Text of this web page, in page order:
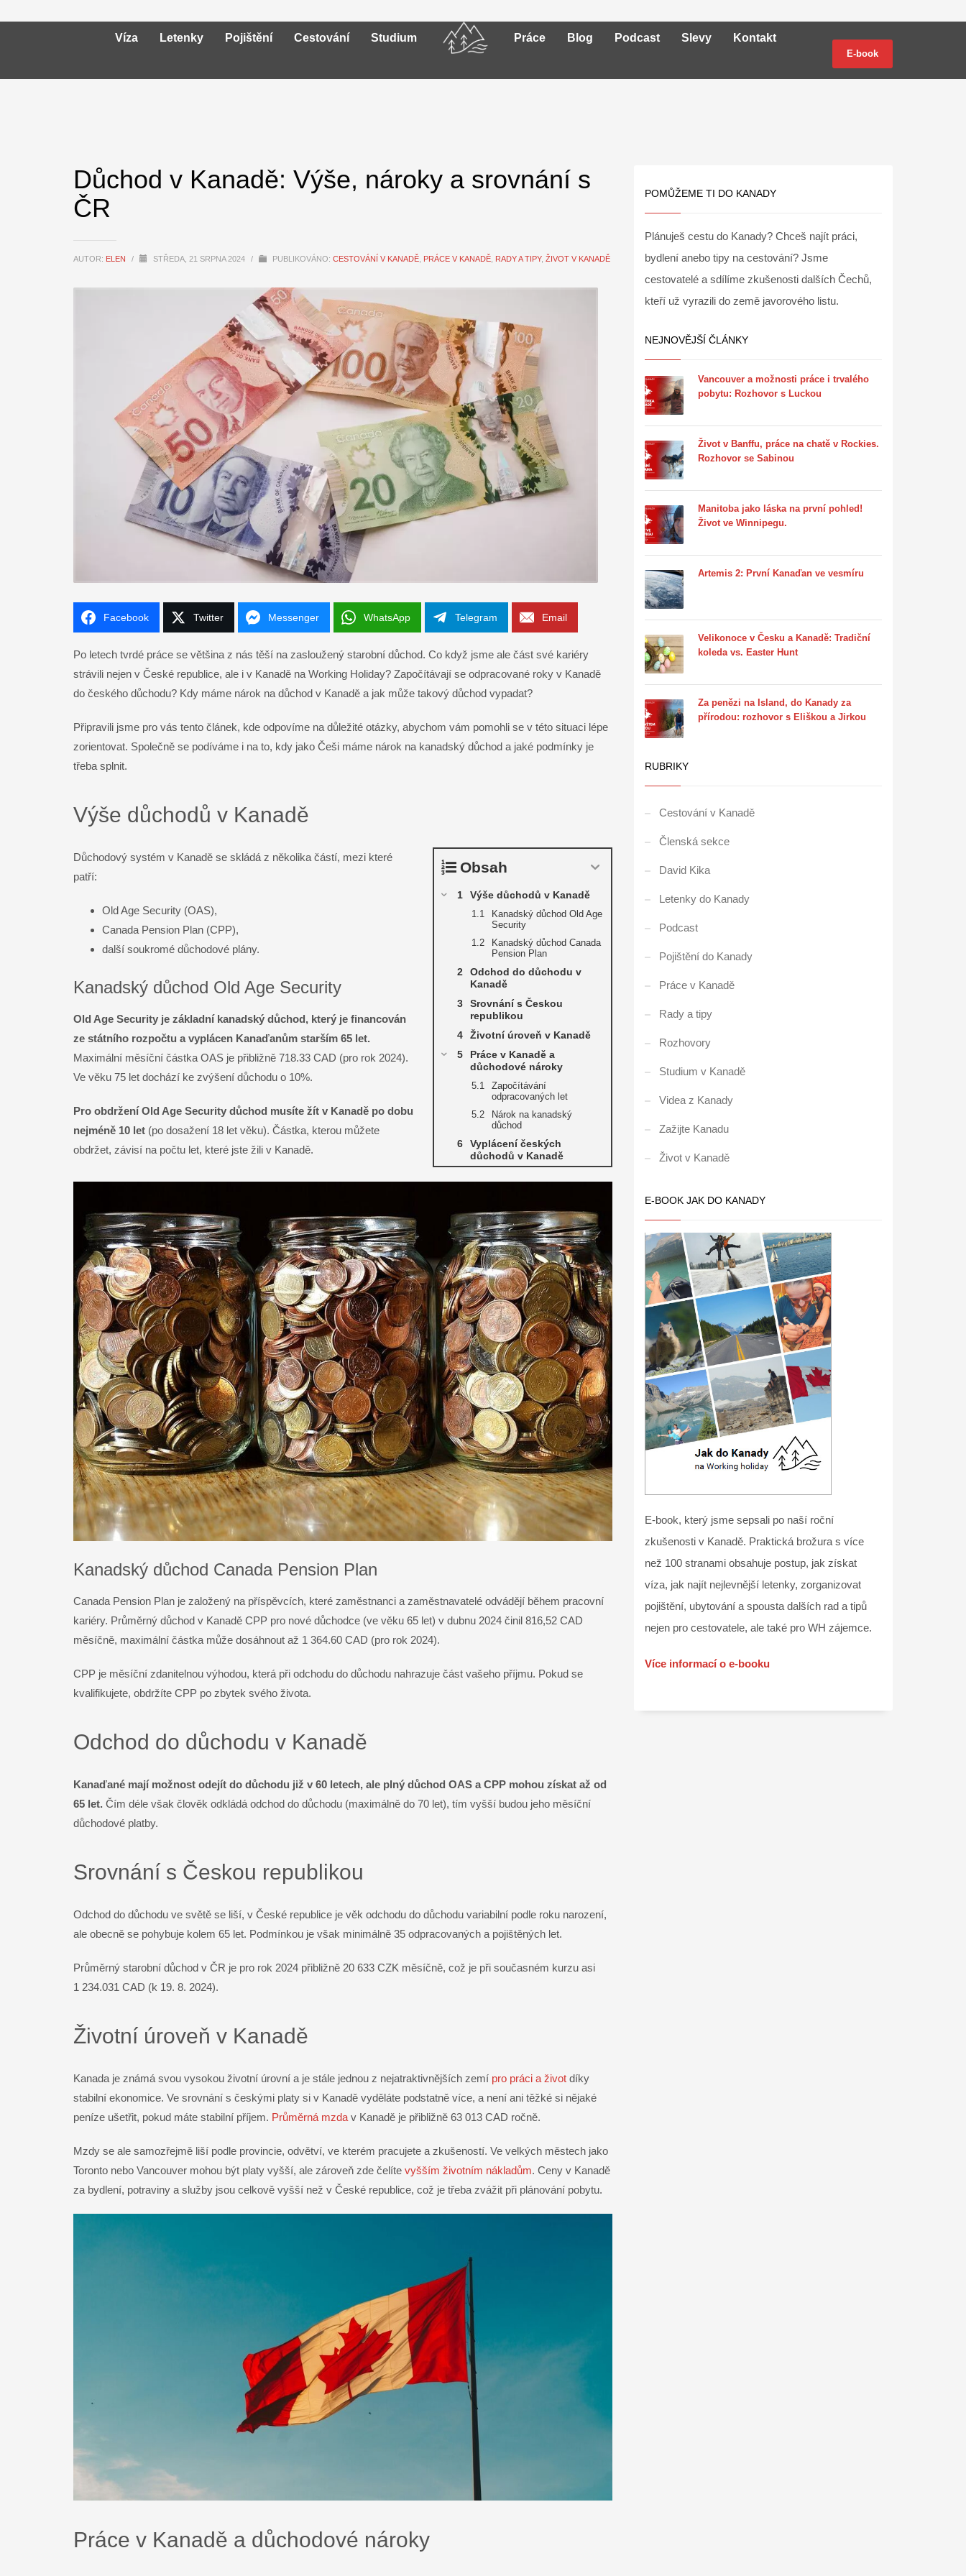
Víza Letenky Pojištění Cestování Studium Práce Blog Podcast Slevy Kontakt
E-book
Důchod v Kanadě: Výše, nároky a srovnání s
ČR
AUTOR: ELEN / STŘEDA, 21 SRPNA 2024 / PUBLIKOVÁNO: CESTOVÁNÍ V KANADĚ PRÁCE V KANADĚ RADY A TIPY, ŽIVOT V KANADĚ
Facebook Twitter Messenger WhatsApp Telegram Email
LinkedIn
WhatsApp
Messenger
Po letech tvrdé práce se většina z nás těší na zasloužený starobní důchod. Co když jsme ale část své kariéry
strávili nejen v České republice, ale i v Kanadě na Working Holiday? Započítávají se odpracované roky v Kanadě
do českého důchodu? Kdy máme nárok na důchod v Kanadě a jak může takový důchod vypadat?
Připravili jsme pro vás tento článek, kde odpovíme na důležité otázky, abychom vám pomohli se v této situaci lépe
zorientovat. Společně se podíváme i na to, kdy jako Češi máme nárok na kanadský důchod a jaké podmínky je
třeba splnit.
Výše důchodů v Kanadě
Obsah
Výše důchodů v Kanadě
Kanadský důchod Old Age
Security
Kanadský důchod Canada
Pension Plan
Odchod do důchodu v
Kanadě
Srovnání s Českou
republikou
Životní úroveň v Kanadě
Práce v Kanadě a
důchodové nároky
Započítávání
odpracovaných let
Nárok na kanadský
důchod
Vyplácení českých
důchodů v Kanadě
Důchodový systém v Kanadě se skládá z několika částí, mezi které
patří:
Old Age Security (OAS),
Canada Pension Plan (CPP),
další soukromé důchodové plány.
Kanadský důchod Old Age Security
Old Age Security je základní kanadský důchod, který je financován
ze státního rozpočtu a vyplácen Kanaďanům starším 65 let.
Maximální měsíční částka OAS je přibližně 718.33 CAD (pro rok 2024).
Ve věku 75 let dochází ke zvýšení důchodu o 10%.
Pro obdržení Old Age Security důchod musíte žít v Kanadě po dobu
nejméně 10 let (po dosažení 18 let věku). Částka, kterou můžete
obdržet, závisí na počtu let, které jste žili v Kanadě.
Kanadský důchod Canada Pension Plan
Canada Pension Plan je založený na příspěvcích, které zaměstnanci a zaměstnavatelé odvádějí během pracovní
kariéry. Průměrný důchod v Kanadě CPP pro nové důchodce (ve věku 65 let) v dubnu 2024 činil 816,52 CAD
měsíčně, maximální částka může dosáhnout až 1 364.60 CAD (pro rok 2024).
CPP je měsíční zdanitelnou výhodou, která při odchodu do důchodu nahrazuje část vašeho příjmu. Pokud se
kvalifikujete, obdržíte CPP po zbytek svého života.
Odchod do důchodu v Kanadě
Kanaďané mají možnost odejít do důchodu již v 60 letech, ale plný důchod OAS a CPP mohou získat až od
65 let. Čím déle však člověk odkládá odchod do důchodu (maximálně do 70 let), tím vyšší budou jeho měsíční
důchodové platby.
Srovnání s Českou republikou
Odchod do důchodu ve světě se liší, v České republice je věk odchodu do důchodu variabilní podle roku narození,
ale obecně se pohybuje kolem 65 let. Podmínkou je však minimálně 35 odpracovaných a pojištěných let.
Průměrný starobní důchod v ČR je pro rok 2024 přibližně 20 633 CZK měsíčně, což je při současném kurzu asi
1 234.031 CAD (k 19. 8. 2024).
Životní úroveň v Kanadě
Kanada je známá svou vysokou životní úrovní a je stále jednou z nejatraktivnějších zemí pro práci a život díky
stabilní ekonomice. Ve srovnání s českými platy si v Kanadě vyděláte podstatně více, a není ani těžké si nějaké
peníze ušetřit, pokud máte stabilní příjem. Průměrná mzda v Kanadě je přibližně 63 013 CAD ročně.
Mzdy se ale samozřejmě liší podle provincie, odvětví, ve kterém pracujete a zkušeností. Ve velkých městech jako
Toronto nebo Vancouver mohou být platy vyšší, ale zároveň zde čelíte vyšším životním nákladům. Ceny v Kanadě
za bydlení, potraviny a služby jsou celkově vyšší než v České republice, což je třeba zvážit při plánování pobytu.
Práce v Kanadě a důchodové nároky
POMŮŽEME TI DO KANADY
Plánuješ cestu do Kanady? Chceš najít práci,
bydlení anebo tipy na cestování? Jsme
cestovatelé a sdílíme zkušenosti dalších Čechů,
kteří už vyrazili do země javorového listu.
NEJNOVĚJŠÍ ČLÁNKY
Vancouver a možnosti práce i trvalého
pobytu: Rozhovor s Luckou
Život v Banffu, práce na chatě v Rockies.
Rozhovor se Sabinou
Manitoba jako láska na první pohled!
Život ve Winnipegu.
Artemis 2: První Kanaďan ve vesmíru
Velikonoce v Česku a Kanadě: Tradiční
koleda vs. Easter Hunt
Za penězi na Island, do Kanady za
přírodou: rozhovor s Eliškou a Jirkou
RUBRIKY
Cestování v Kanadě
Členská sekce
David Kika
Letenky do Kanady
Podcast
Pojištění do Kanady
Práce v Kanadě
Rady a tipy
Rozhovory
Studium v Kanadě
Videa z Kanady
Zažijte Kanadu
Život v Kanadě
E-BOOK JAK DO KANADY
E-book, který jsme sepsali po naší roční
zkušenosti v Kanadě. Praktická brožura s více
než 100 stranami obsahuje postup, jak získat
víza, jak najít nejlevnější letenky, zorganizovat
pojištění, ubytování a spousta dalších rad a tipů
nejen pro cestovatele, ale také pro WH zájemce.
Více informací o e-booku